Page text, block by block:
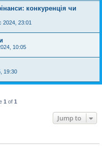
конкуренція чи
2024, 23:01
10:05
19:30
1 of 1
Jump to